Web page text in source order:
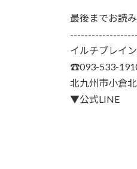
最後までお読
イルチブレイ
☎093-533-
北九州市小倉
▼公式LINE